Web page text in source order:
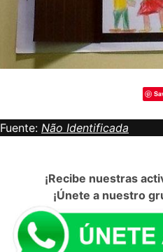
Fuente: Não Identificada
¡Recibe nuestras
¡Únete a nuestro